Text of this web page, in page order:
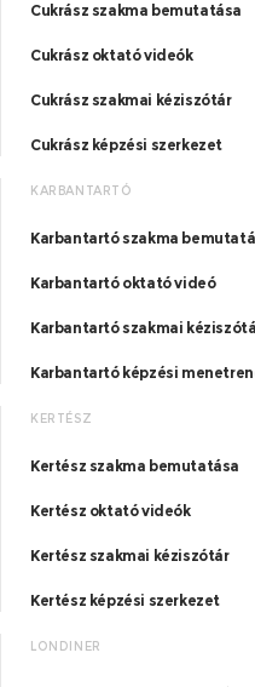
Cukrász szakma bemutatása
Cukrász oktató videók
Cukrász szakmai kéziszótár
Cukrász képzési szerkezet
KARBANTARTÓ
Karbantartó szakma
Karbantartó oktató videó
Karbantartó szakmai
Karbantartó képzési
KERTÉSZ
Kertész szakma bemutatása
Kertész oktató videók
Kertész szakmai kéziszótár
Kertész képzési szerkezet
LONDINER